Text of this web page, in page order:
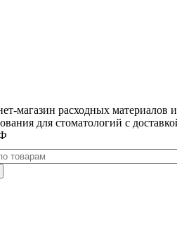
магазин расходных материалов и
для стоматологий с